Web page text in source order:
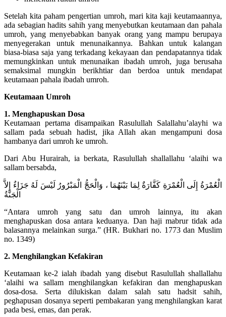
Setelah kita paham pengertian umroh, mari kita kaji keutamaannya,
ada sebagian hadits sahih yang menyebutkan keutamaan dan pahala
umroh, yang menyebabkan banyak orang yang mampu berupaya
menyegerakan untuk menunaikannya. Bahkan untuk kalangan
biasa-biasa saja yang terkadang kekayaan dan pendapatannya tidak
memungkinkan untuk menunaikan ibadah umroh, juga berusaha
semaksimal mungkin berikhtiar dan berdoa untuk mendapat
keutamaan pahala ibadah umroh.
Keutamaan Umroh
1. Menghapuskan Dosa
Keutamaan pertama disampaikan Rasulullah Salallahu’alayhi wa
sallam pada sebuah hadist, jika Allah akan mengampuni dosa
hambanya dari umroh ke umroh.
Dari Abu Hurairah, ia berkata, Rasulullah shallallahu ‘alaihi wa
sallam bersabda,
الْعُمْرَةُ إِلَى الْعُمْرَةِ كَفَّارَةٌ لِمَا بَيْنَهُمَا ، وَالْحَجُّ الْمَبْرُورُ لَيْسَ لَهُ جَزَاءٌ إِلاَّ
الْجَنَّةُ
“Antara umroh yang satu dan umroh lainnya, itu akan
menghapuskan dosa antara keduanya. Dan haji mabrur tidak ada
balasannya melainkan surga.” (HR. Bukhari no. 1773 dan Muslim
no. 1349)
2. Menghilangkan Kefakiran
Keutamaan ke-2 ialah ibadah yang disebut Rasulullah shallallahu
‘alaihi wa sallam menghilangkan kefakiran dan menghapuskan
dosa-dosa. Serta dilukiskan dalam salah satu hadsit sahih,
peghapusan dosanya seperti pembakaran yang menghilangkan karat
pada besi, emas, dan perak.